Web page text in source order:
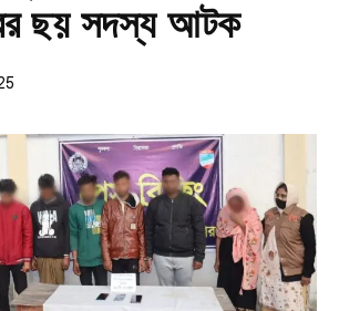
ছয় সদস্য আটক